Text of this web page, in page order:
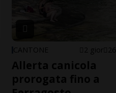
CANTONE 2 gior 26
Allerta canicola
prorogata fino a